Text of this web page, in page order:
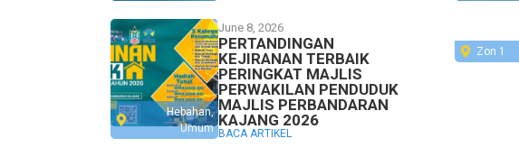
Hebahan,
Umum
June 8, 2026
PERTANDINGAN
KEJIRANAN TERBAIK
PERINGKAT MAJLIS
PERWAKILAN PENDUDUK
MAJLIS PERBANDARAN
KAJANG 2026
BACA ARTIKEL
Zon 1